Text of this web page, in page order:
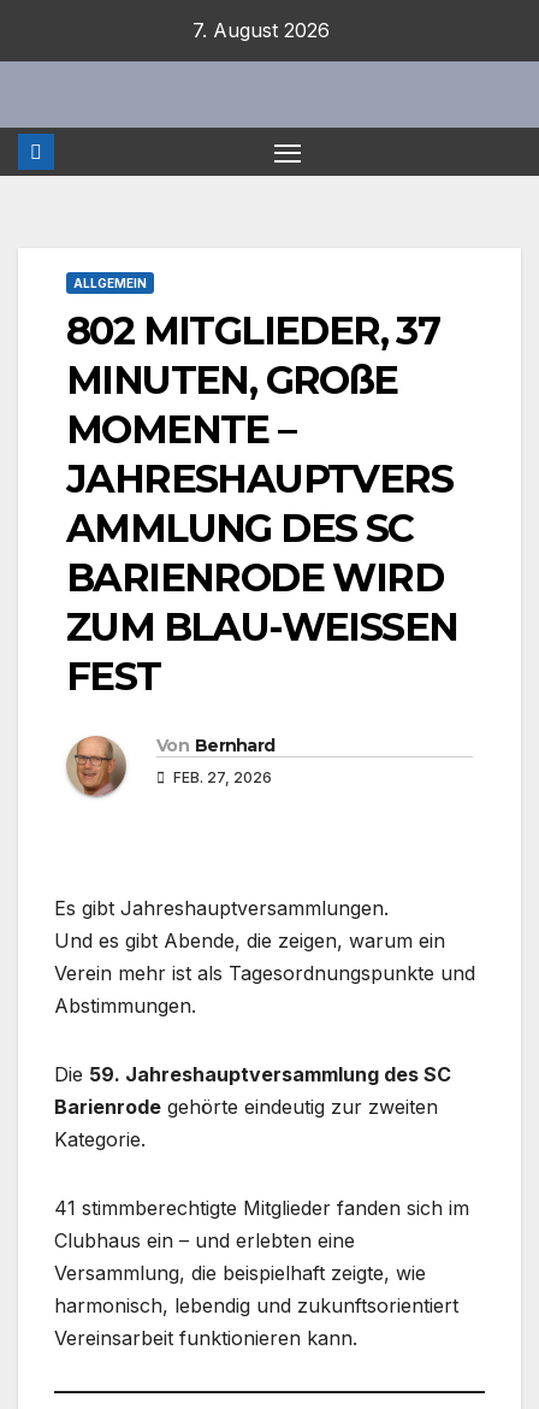
7. August 2026
ALLGEMEIN
802 MITGLIEDER, 37
MINUTEN, GROßE
MOMENTE –
JAHRESHAUPTVERS
AMMLUNG DES SC
BARIENRODE WIRD
ZUM BLAU-WEISSEN
FEST
Von Bernhard
FEB. 27, 2026
Es gibt Jahreshauptversammlungen.
Und es gibt Abende, die zeigen, warum ein
Verein mehr ist als Tagesordnungspunkte und
Abstimmungen.
Die 59. Jahreshauptversammlung des SC
Barienrode gehörte eindeutig zur zweiten
Kategorie.
41 stimmberechtigte Mitglieder fanden sich im
Clubhaus ein – und erlebten eine
Versammlung, die beispielhaft zeigte, wie
harmonisch, lebendig und zukunftsorientiert
Vereinsarbeit funktionieren kann.